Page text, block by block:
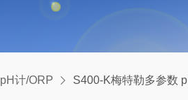
pH计/ORP S400-K梅特勒多参数 pH/